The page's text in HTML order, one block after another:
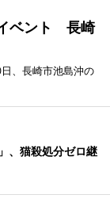
ベント 長崎
、長崎市池島沖の
、猫殺処分ゼロ継